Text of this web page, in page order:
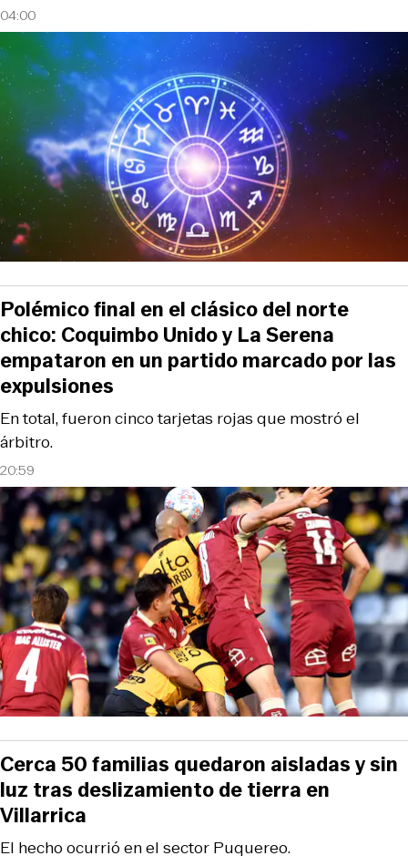
04:00
20:59
En total, fueron cinco tarjetas rojas que mostró el
árbitro.
Polémico final en el clásico del norte
chico: Coquimbo Unido y La Serena
empataron en un partido marcado por las
expulsiones
El hecho ocurrió en el sector Puquereo.
Cerca 50 familias quedaron aisladas y sin
luz tras deslizamiento de tierra en
Villarrica